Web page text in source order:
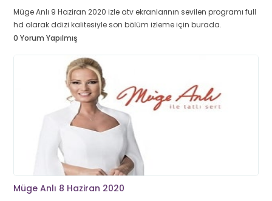
Müge Anlı 9 Haziran 2020 izle atv ekranlarının sevilen programı full
hd olarak ddizi kalitesiyle son bölüm izleme için burada.
0 Yorum Yapılmış
Müge Anlı 8 Haziran 2020